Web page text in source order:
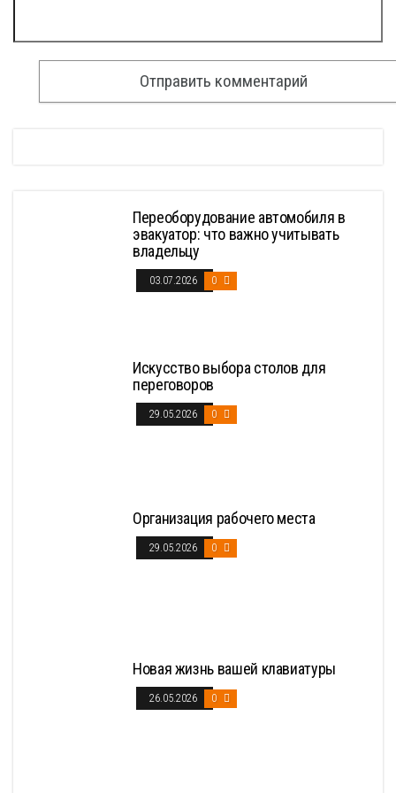
Переоборудование автомобиля в
эвакуатор: что важно учитывать
владельцу
03.07.2026 0
Искусство выбора столов для
переговоров
29.05.2026 0
Организация рабочего места
29.05.2026 0
Новая жизнь вашей клавиатуры
26.05.2026 0